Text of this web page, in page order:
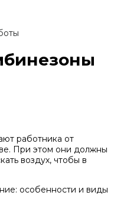
работника от
При этом они должны
воздух, чтобы в